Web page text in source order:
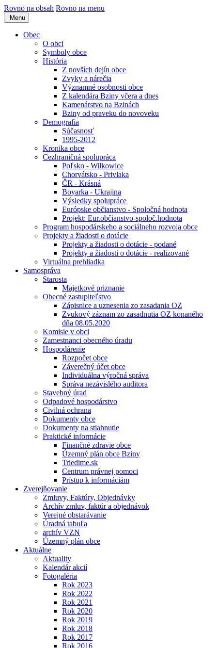
Rovno na obsah Rovno na menu
Menu
Obec
O obci
Symboly obce
História
Z novších dejín obce
Zvyky a nárečia
Významné osobnosti obce
Z kalendára Bziny včera a dnes
Kamenárstvo na Bzinách
Bziny od praveku do novoveku
Demografia
Súčasnosť
1995-2012
Kronika obce
Cezhraničná spolupráca
Poľsko - Wilkowice
Chorvátsko - Privlaka
ČR - Krásná
Boyarka - Ukrajina
Výsledky spolupráce
Európske občianstvo - Spoločná hodnota
Projekt: Eur.občianstvo-spoloč.hodnota
Program hospodárskeho a sociálneho rozvoja obce
Projekty a žiadosti o dotácie
Projekty a žiadosti o dotácie - podané
Projekty a žiadosti o dotácie - realizované
Virtuálna prehliadka
Samospráva
Starosta
Majetkové priznanie
Obecné zastupiteľstvo
Zápisnice a uznesenia zo zasadania OZ
Zvukový záznam zo zasadnutia OZ konaného
dňa 08.05.2020
Komisie v obci
Zamestnanci obecného úradu
Hospodárenie
Rozpočet obce
Záverečný účet obce
Individuálna výročná správa
Správa nezávislého auditora
Stavebný úrad
Odpadové hospodárstvo
Civilná ochrana
Dokumenty obce
Dokumenty na stiahnutie
Praktické informácie
Finančné zdravie obce
Územný plán obce Bziny
Triedime.sk
Centrum právnej pomoci
Prístup k informáciám
Zverejňovanie
Zmluvy, Faktúry, Objednávky
Archív zmluv, faktúr a objednávok
Verejné obstarávanie
Úradná tabuľa
archív VZN
Územný plán obce
Aktuálne
Aktuality
Kalendár akcií
Fotogaléria
Rok 2023
Rok 2022
Rok 2021
Rok 2020
Rok 2019
Rok 2018
Rok 2017
Rok 2016